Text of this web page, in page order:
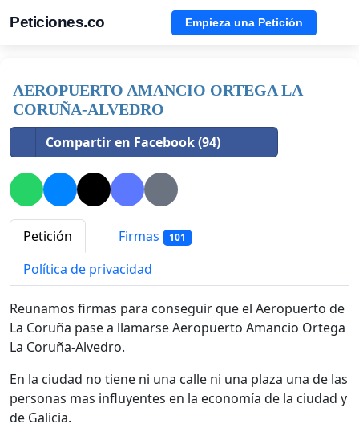
Peticiones.co Empieza una Petición
AEROPUERTO AMANCIO ORTEGA LA
CORUÑA-ALVEDRO
Compartir en Facebook (94)
Petición Firmas 101
Política de privacidad
Reunamos firmas para conseguir que el Aeropuerto de
La Coruña pase a llamarse Aeropuerto Amancio Ortega
La Coruña-Alvedro.
En la ciudad no tiene ni una calle ni una plaza una de las
personas mas influyentes en la economía de la ciudad y
de Galicia.